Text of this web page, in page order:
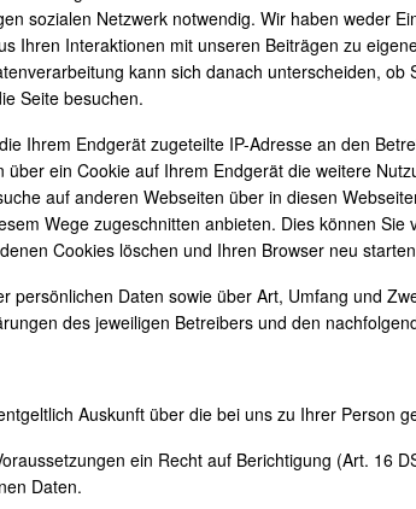
sozialen Netzwerk notwendig. Wir haben weder
Ihren Interaktionen mit unseren Beiträgen zu
kann sich danach unterscheiden,
Seite besuchen.
Ihrem Endgerät zugeteilte IP-Adresse an den
ein Cookie auf Ihrem Endgerät die weitere
auf anderen Webseiten über in diesen
Wege zugeschnitten anbieten. Dies können
Cookies löschen und Ihren Browser neu
persönlichen Daten sowie über Art, Umfang und
des jeweiligen Betreibers und den
Auskunft über die bei uns zu Ihrer Person
ein Recht auf Berichtigung (Art. 16
Daten.